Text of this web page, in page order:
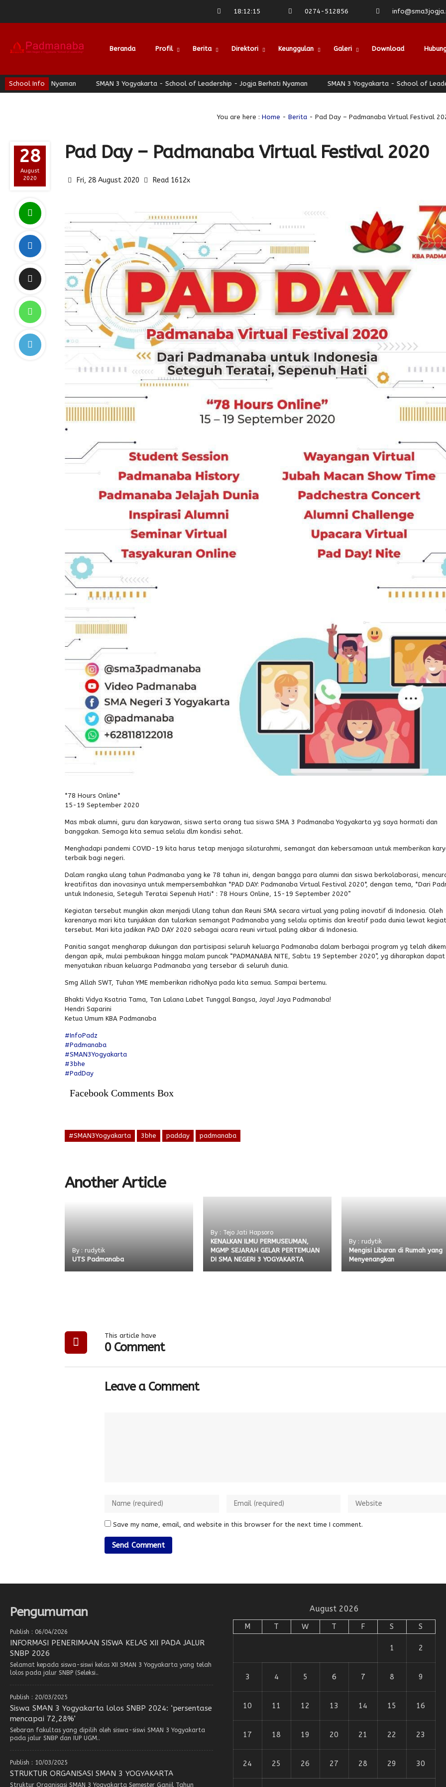
18:12 :16 0274-512856
Beranda Profil Berita Direktori Keunggulan Galeri Download
School Info
Nyaman SMAN 3 Yogyakarta - School of Leadership - Jogja Berhati Nyaman SMAN 3 Yogyakarta - School of Leadership -
You are here : Home - Berita- Pad Day – Padmanaba Virtual Festival
28
August
2020
Pad Day – Padmanaba Virtual Festival 2020
Fri, 28 August 2020 Read 1612x
*78 Hours Online*
15-19 September 2020
Mas mbak alumni, guru dan karyawan, siswa serta orang tua siswa SMA 3 Padmanaba Yogyakarta yg saya hormati dan
banggakan. Semoga kita semua selalu dlm kondisi sehat.
Menghadapi pandemi COVID-19 kita harus tetap menjaga silaturahmi, semangat dan kebersamaan untuk memberikan
terbaik bagi negeri.
Dalam rangka ulang tahun Padmanaba yang ke 78 tahun ini, dengan bangga para alumni dan siswa berkolaborasi,
kreatifitas dan inovasinya untuk mempersembahkan *PAD DAY: Padmanaba Virtual Festival 2020*, dengan tema, *Dari
untuk Indonesia, Seteguh Teratai Sepenuh Hati* : 78 Hours Online, 15-19 September 2020”
Kegiatan tersebut mungkin akan menjadi Ulang tahun dan Reuni SMA secara virtual yang paling inovatif di Indonesia. Oleh
karenanya mari kita tunjukkan dan tularkan semangat Padmanaba yang selalu optimis dan kreatif pada dunia lewat
tersebut. Mari kita jadikan PAD DAY 2020 sebagai acara reuni virtual paling akbar di Indonesia.
Panitia sangat mengharap dukungan dan partisipasi seluruh keluarga Padmanaba dalam berbagai program yg telah
dengan apik, mulai pembukaan hingga malam puncak “PADMANABA NITE, Sabtu 19 September 2020”, yg diharapkan dapat
menyatukan ribuan keluarga Padmanaba yang tersebar di seluruh dunia.
Smg Allah SWT, Tuhan YME memberikan ridhoNya pada kita semua. Sampai bertemu.
Bhakti Vidya Ksatria Tama, Tan Lalana Labet Tunggal Bangsa, Jaya! Jaya Padmanaba!
Hendri Saparini
Ketua Umum KBA Padmanaba
#InfoPadz
#Padmanaba
#SMAN3Yogyakarta
#3bhe
#PadDay
Facebook Comments Box
#SMAN3Yogyakarta 3bhe padday padmanaba
Another Article
By : rudytik
UTS Padmanaba
By : Tejo Jati Hapsoro
KENALKAN ILMU PERMUSEUMAN,
MGMP SEJARAH GELAR PERTEMUAN
DI SMA NEGERI 3 YOGYAKARTA
By : rudytik
Mengisi Liburan di Rumah yang
Menyenangkan
This article have
0 Comment
Leave a Comment
Save my name, email, and website in this browser for the next time I comment.
Pengumuman
Publish : 06/04/2026
INFORMASI PENERIMAAN SISWA KELAS XII PADA JALUR
SNBP 2026
Selamat kepada siswa-siswi kelas XII SMAN 3 Yogyakarta yang telah
lolos pada jalur SNBP (Seleksi..
Publish : 20/03/2025
Siswa SMAN 3 Yogyakarta lolos SNBP 2024: ‘persentase
mencapai 72,28%’
Sebaran fakultas yang dipilih oleh siswa-siswi SMAN 3 Yogyakarta
pada jalur SNBP dan IUP UGM..
Publish : 10/03/2025
STRUKTUR ORGANISASI SMAN 3 YOGYAKARTA
Struktur Organisasi SMAN 3 Yogyakarta Semester Ganjil Tahun
August 2026
M T W T F S S
1 2
3 4 5 6 7 8 9
10 11 12 13 14 15 16
17 18 19 20 21 22 23
24 25 26 27 28 29 30